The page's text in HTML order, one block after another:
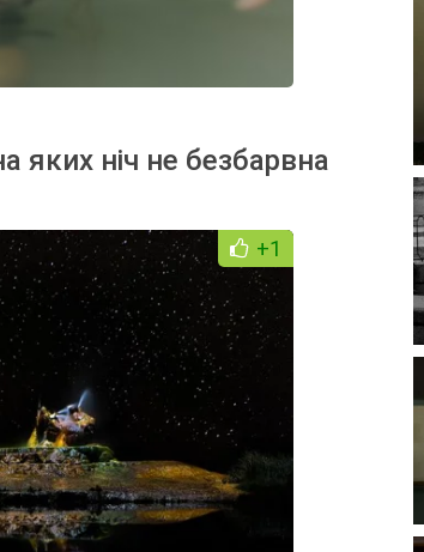
яких ніч не безбарвна
+1